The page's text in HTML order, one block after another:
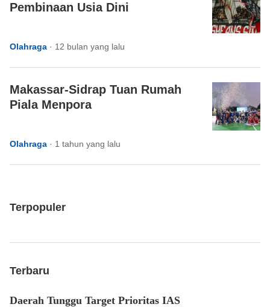
Pembinaan Usia Dini
Olahraga · 12 bulan yang lalu
Makassar-Sidrap Tuan Rumah
Piala Menpora
Olahraga · 1 tahun yang lalu
Terpopuler
Terbaru
Daerah Tunggu Target Prioritas IAS